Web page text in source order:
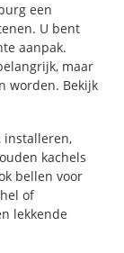
een
U bent
aanpak.
maar
worden. Bekijk
installeren,
kachels
bellen voor
of
lekkende